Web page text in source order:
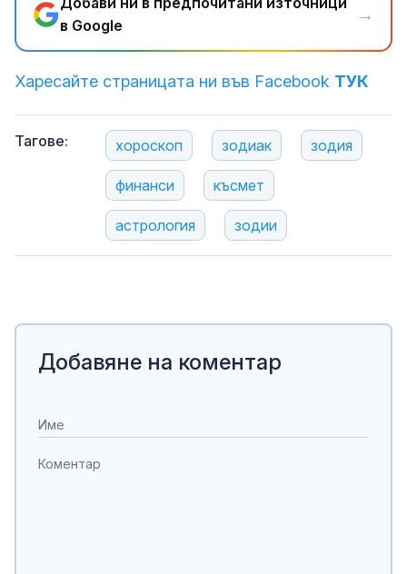
в Google
→
Харесайте страницата ни във Facebook ТУК
Тагове: хороскоп зодиак зодия
финанси късмет
астрология зодии
Добавяне на коментар